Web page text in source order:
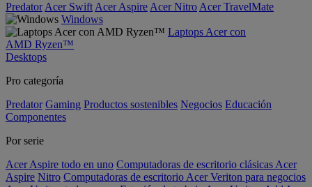
Predator Acer Swift Acer Aspire Acer Nitro Acer TravelMate
Windows
Laptops Acer con
AMD Ryzen™
Desktops
Pro categoría
Predator Gaming Productos sostenibles Negocios Educación
Componentes
Por serie
Acer Aspire todo en uno Computadoras de escritorio clásicas Acer
Aspire Nitro Computadoras de escritorio Acer Veriton para negocios